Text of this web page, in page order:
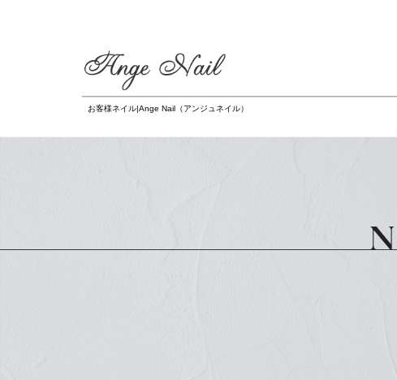
お客様ネイル|Ange Nail（アンジュネイル）